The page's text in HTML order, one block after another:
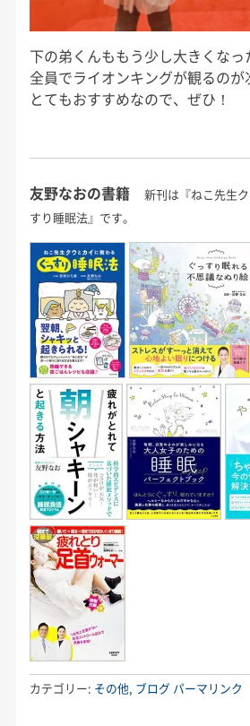
下の弟くんももう少し大きくな
全員でライオンキングが観るの
とてもおすすめなので、ぜひ！
友野なおの書籍
新刊は『ねこ先生
すり睡眠法』です。
カテゴリー: その他, ブログ パーマリンク